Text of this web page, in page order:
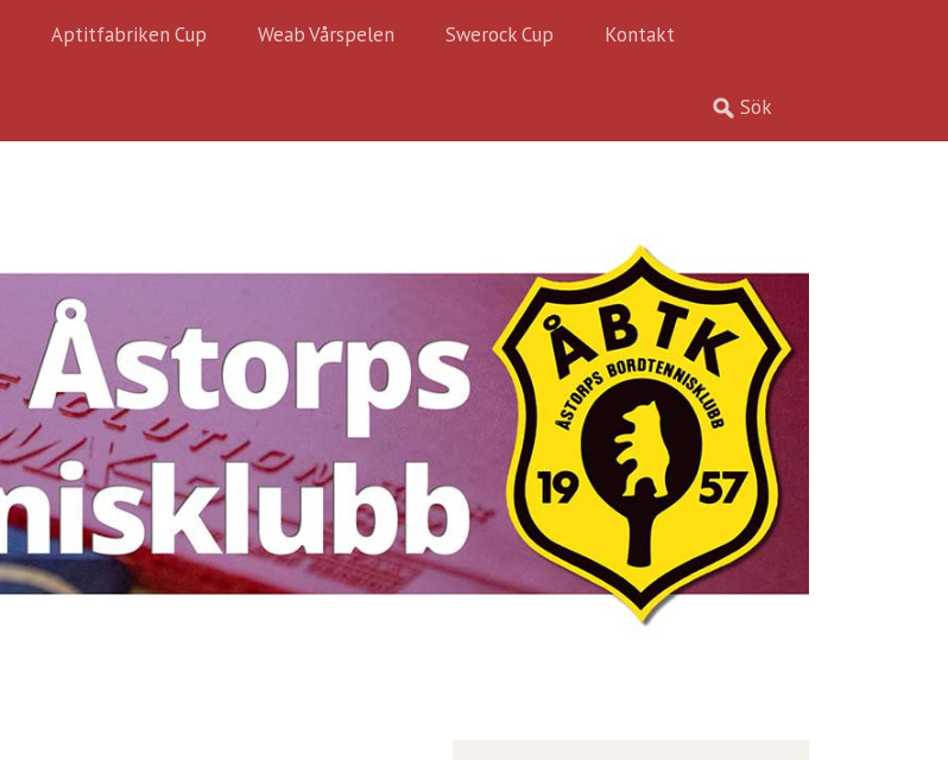
Aptitfabriken Cup Weab Vårspelen Swerock Cup Kontakt